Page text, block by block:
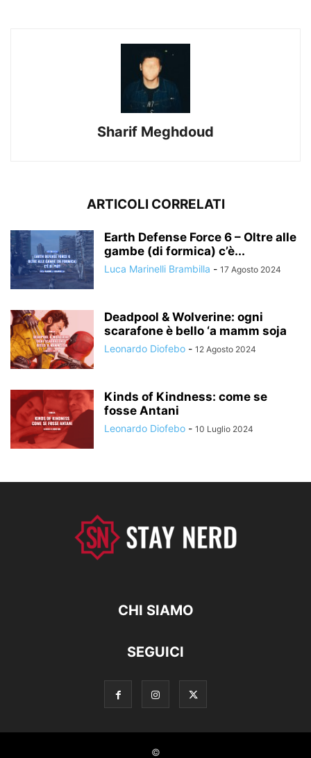
Sharif Meghdoud
ARTICOLI CORRELATI
Earth Defense Force 6 – Oltre alle
gambe (di formica) c’è...
Luca Marinelli Brambilla - 17 Agosto 2024
Deadpool & Wolverine: ogni
scarafone è bello ‘a mamm soja
Leonardo Diofebo - 12 Agosto 2024
Kinds of Kindness: come se
fosse Antani
Leonardo Diofebo - 10 Luglio 2024
CHI SIAMO
SEGUICI
©